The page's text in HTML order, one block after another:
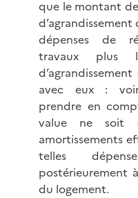
que le montant
d’agrandissement
dépenses de
travaux plus
avec eux :
prendre en
value ne soit
amortissements
telles
postérieurement
du logement.